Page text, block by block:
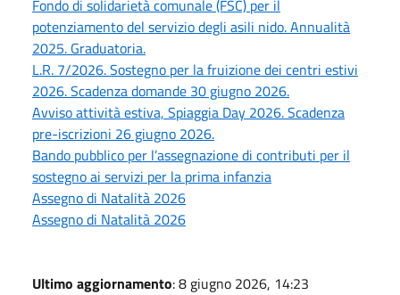
Fondo di solidarietà comunale (FSC) per il
potenziamento del servizio degli asili nido. Annualità
2025. Graduatoria.
L.R. 7/2026. Sostegno per la fruizione dei centri estivi
2026. Scadenza domande 30 giugno 2026.
Avviso attività estiva, Spiaggia Day 2026. Scadenza
pre-iscrizioni 26 giugno 2026.
Bando pubblico per l’assegnazione di contributi per il
sostegno ai servizi per la prima infanzia
Assegno di Natalità 2026
Assegno di Natalità 2026
Ultimo aggiornamento: 8 giugno 2026, 14:23